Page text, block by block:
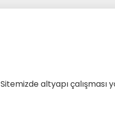
Sitemizde altyapı çalışması